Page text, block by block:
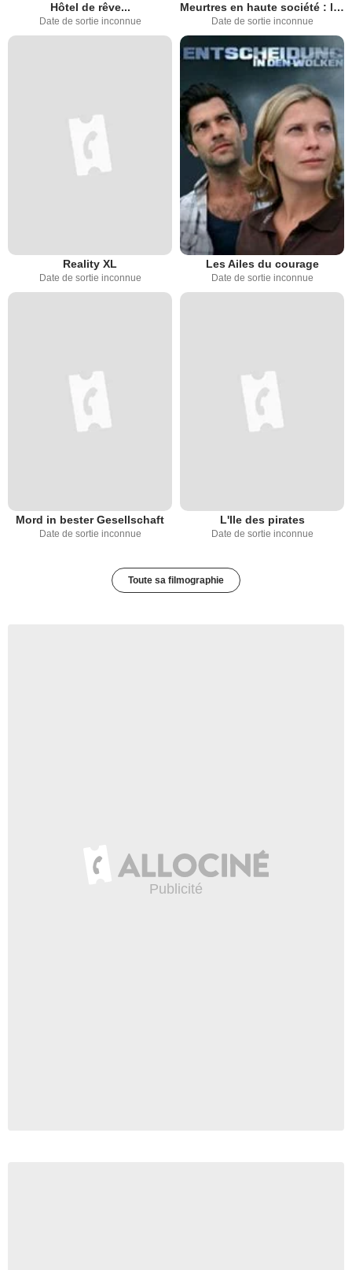
Hôtel de rêve...
Date de sortie inconnue
Meurtres en haute société : le village sans pitié (TV)
Date de sortie inconnue
Reality XL
Date de sortie inconnue
Les Ailes du courage
Date de sortie inconnue
Mord in bester Gesellschaft
Date de sortie inconnue
L'Ile des pirates
Date de sortie inconnue
Toute sa filmographie